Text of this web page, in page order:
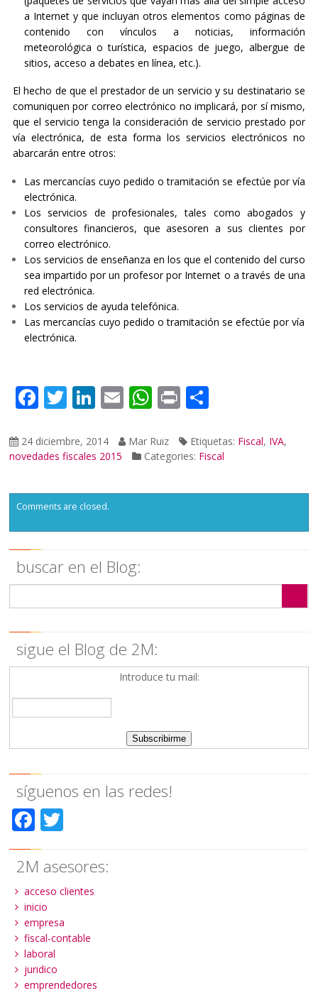
a Internet y que incluyan otros elementos como páginas de
contenido con vínculos a noticias, información
meteorológica o turística, espacios de juego, albergue de
sitios, acceso a debates en línea, etc.).
El hecho de que el prestador de un servicio y su destinatario se
comuniquen por correo electrónico no implicará, por sí mismo,
que el servicio tenga la consideración de servicio prestado por
vía electrónica, de esta forma los servicios electrónicos no
abarcarán entre otros:
Las mercancías cuyo pedido o tramitación se efectúe por vía
electrónica.
Los servicios de profesionales, tales como abogados y
consultores financieros, que asesoren a sus clientes por
correo electrónico.
Los servicios de enseñanza en los que el contenido del curso
sea impartido por un profesor por Internet o a través de una
red electrónica.
Los servicios de ayuda telefónica.
Las mercancías cuyo pedido o tramitación se efectúe por vía
electrónica.
Facebook
Twitter
LinkedIn
EmailWhatsApp
Print
24 diciembre, 2014 Mar Ruiz Etiquetas: Fiscal, IVA,
novedades fiscales 2015
Categories: Fiscal
Comments are closed.
buscar en el Blog:
sigue el Blog de 2M:
Introduce tu mail:
síguenos en las redes!
Facebook
2M asesores:
acceso clientes
inicio
empresa
fiscal-contable
laboral
juridico
emprendedores